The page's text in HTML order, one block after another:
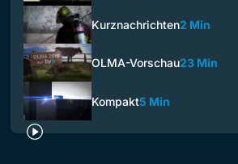
Kurznachrichten2 Min
OLMA-Vorschau23 Min
Kompakt5 Min